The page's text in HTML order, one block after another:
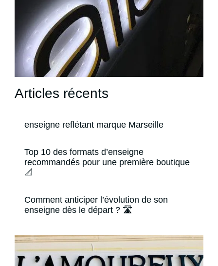
Articles récents
enseigne reflétant marque Marseille
Top 10 des formats d’enseigne
recommandés pour une première boutique
📐
Comment anticiper l’évolution de son
enseigne dès le départ ? 🛣️